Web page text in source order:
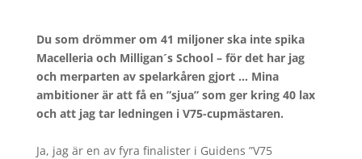
Du som drömmer om 41 miljoner ska inte spika
Macelleria och Milligan´s School – för det har jag
och merparten av spelarkåren gjort … Mina
ambitioner är att få en ”sjua” som ger kring 40 lax
och att jag tar ledningen i V75-cupmästaren.
Ja, jag är en av fyra finalister i Guidens ”V75